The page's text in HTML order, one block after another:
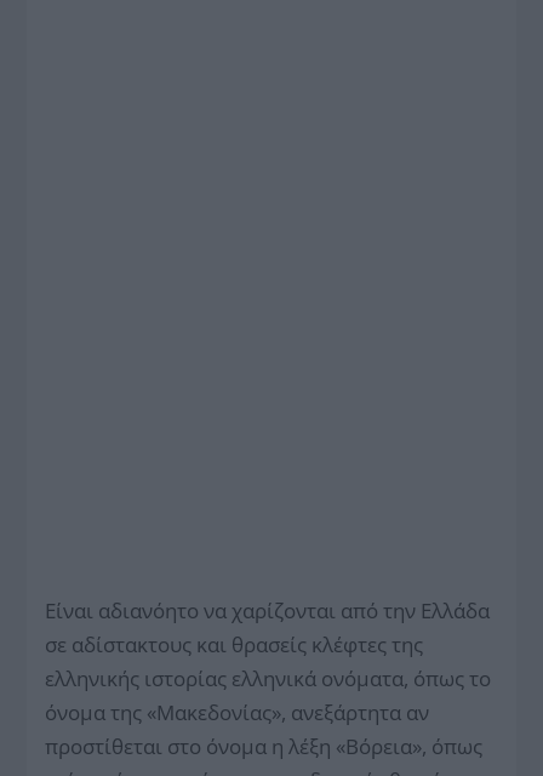
Είναι αδιανόητο να χαρίζονται από την Ελλάδα
σε αδίστακτους και θρασείς κλέφτες της
ελληνικής ιστορίας ελληνικά ονόματα, όπως το
όνομα της «Μακεδονίας», ανεξάρτητα αν
προστίθεται στο όνομα η λέξη «Βόρεια», όπως